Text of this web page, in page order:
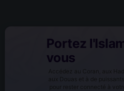
Portez
vous
Accédez au Coran, aux
aux Douas et à de
pour rester connecté à